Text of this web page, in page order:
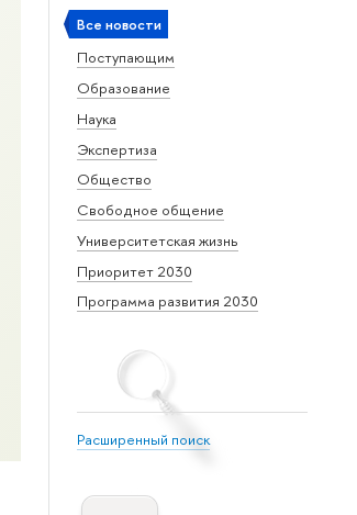
Все новости
Поступающим
Образование
Наука
Экспертиза
Общество
Свободное общение
Университетская жизнь
Приоритет 2030
Программа развития 2030
Расширенный поиск